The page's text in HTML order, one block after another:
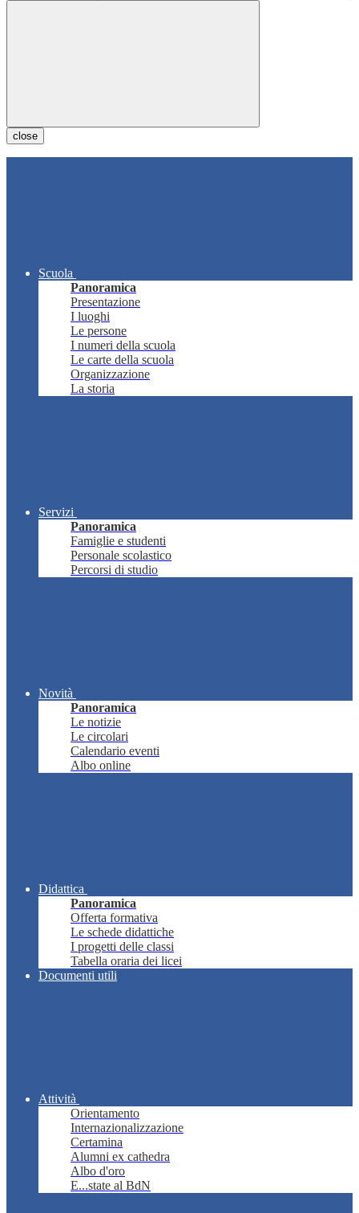
close
Scuola
Panoramica
Presentazione
I luoghi
Le persone
I numeri della scuola
Le carte della scuola
Organizzazione
La storia
Servizi
Panoramica
Famiglie e studenti
Personale scolastico
Percorsi di studio
Novità
Panoramica
Le notizie
Le circolari
Calendario eventi
Albo online
Didattica
Panoramica
Offerta formativa
Le schede didattiche
I progetti delle classi
Tabella oraria dei licei
Documenti utili
Attività
Orientamento
Internazionalizzazione
Certamina
Alumni ex cathedra
Albo d'oro
E...state al BdN